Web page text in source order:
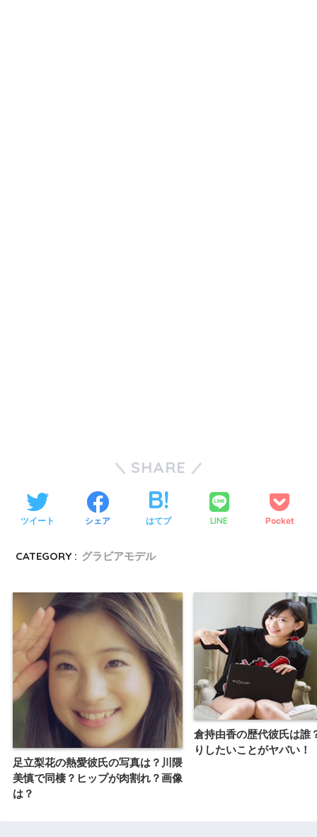
SHARE
ツイート シェア はてブ LINE Pocket
CATEGORY : グラビアモデル
足立梨花の熱愛彼氏の写真は？川隈
美慎で同棲？ヒップが肉割れ？画像
は？
倉持由香の歴代彼氏は誰
りしたいことがヤバい！